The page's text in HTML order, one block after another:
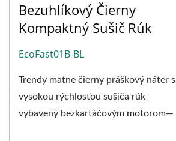
Bezuhlíkový Čierny
Kompaktný Sušič Rúk
EcoFast01B-BL
Trendy matne čierny práškový náter s
vysokou rýchlosťou sušiča rúk
vybavený bezkartáčovým motorom—